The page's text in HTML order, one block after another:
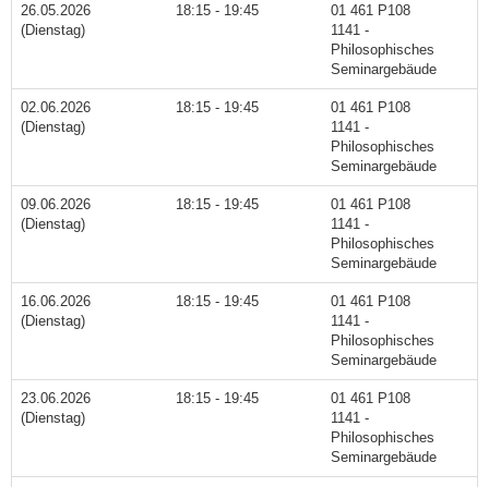
26.05.2026
(Dienstag)
18:15 - 19:45
01 461 P108
1141 -
Philosophisches
Seminargebäude
02.06.2026
(Dienstag)
18:15 - 19:45
01 461 P108
1141 -
Philosophisches
Seminargebäude
09.06.2026
(Dienstag)
18:15 - 19:45
01 461 P108
1141 -
Philosophisches
Seminargebäude
16.06.2026
(Dienstag)
18:15 - 19:45
01 461 P108
1141 -
Philosophisches
Seminargebäude
23.06.2026
(Dienstag)
18:15 - 19:45
01 461 P108
1141 -
Philosophisches
Seminargebäude